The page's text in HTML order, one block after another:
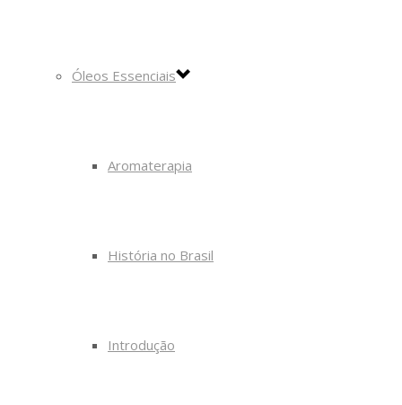
Óleos Essenciais
Aromaterapia
História no Brasil
Introdução